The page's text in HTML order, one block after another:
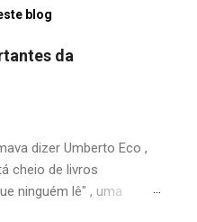
blog
da
dizer Umberto Eco ,
cheio de livros
ninguém lê" , uma